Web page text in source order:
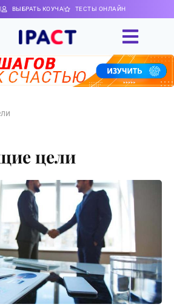
ВЫБРАТЬ КОУЧА ТЕСТЫ ОНЛАЙН
цели